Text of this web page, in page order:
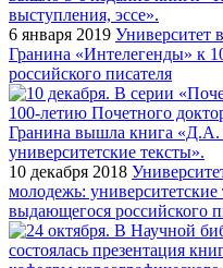
6 января 2019 Университет
Гранина «Интелегенды» к
российского писателя
10 декабря 2018
молодежь:
выдающегося российского